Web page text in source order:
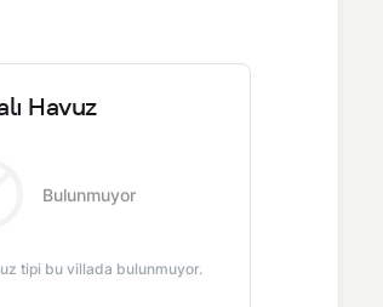
Havuz
Bulunmuyor
tipi bu villada bulunmuyor.